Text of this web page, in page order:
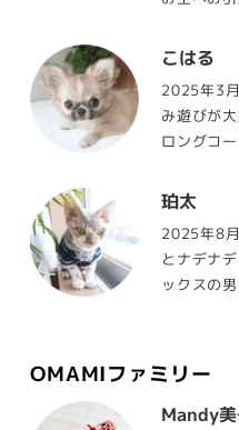
こはる
2025年3
み遊びが
ロングコー
珀太
2025年8
とナデナ
ックスの男
OMAMIファミリー
Mandy